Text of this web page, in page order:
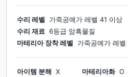
수리 레벨 가죽공예가 레벨 41 이상
수리 재료 6등급 암흑물질
마테리아 장착 레벨
가죽공예가 레벨
아이템 분해 X 마테리아화 O